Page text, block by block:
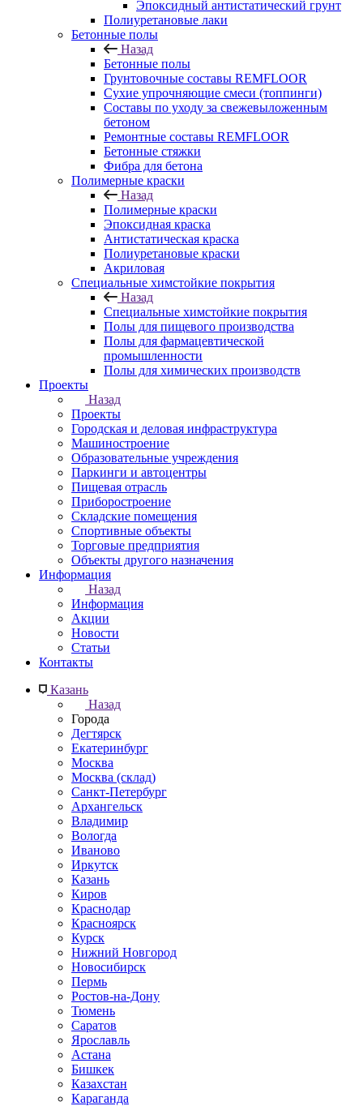
Эпоксидный антистатический грунт
Полиуретановые лаки
Бетонные полы
Назад
Бетонные полы
Грунтовочные составы REMFLOOR
Сухие упрочняющие смеси (топпинги)
Составы по уходу за свежевыложенным
бетоном
Ремонтные составы REMFLOOR
Бетонные стяжки
Фибра для бетона
Полимерные краски
Назад
Полимерные краски
Эпоксидная краска
Антистатическая краска
Полиуретановые краски
Акриловая
Специальные химстойкие покрытия
Назад
Специальные химстойкие покрытия
Полы для пищевого производства
Полы для фармацевтической
промышленности
Полы для химических производств
Проекты
Назад
Проекты
Городская и деловая инфраструктура
Машиностроение
Образовательные учреждения
Паркинги и автоцентры
Пищевая отрасль
Приборостроение
Складские помещения
Спортивные объекты
Торговые предприятия
Объекты другого назначения
Информация
Назад
Информация
Акции
Новости
Статьи
Контакты
Казань
Назад
Города
Дегтярск
Екатеринбург
Москва
Москва (склад)
Санкт-Петербург
Архангельск
Владимир
Вологда
Иваново
Иркутск
Казань
Киров
Краснодар
Красноярск
Курск
Нижний Новгород
Новосибирск
Пермь
Ростов-на-Дону
Тюмень
Саратов
Ярославль
Астана
Бишкек
Казахстан
Караганда